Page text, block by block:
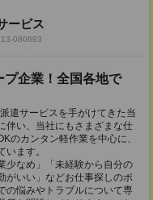
ービス
13-080693
プ企業！全国各地で
遣サービスを手がけてきた当
伴い、当社にもさまざまな仕
のカンタン軽作業を中心に、
ます。
少なめ」「未経験から自分の
がいい」などお仕事探しのポ
の悩みやトラブルについて専